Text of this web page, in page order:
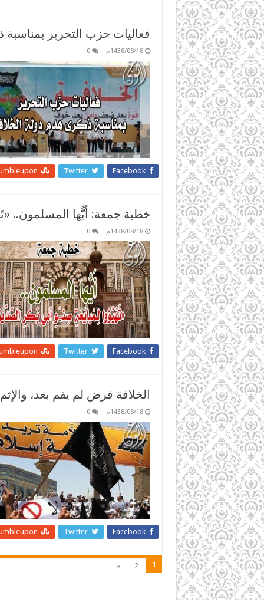
فعاليات حزب التحرير بمناسبة
1438/08/18م 0
Facebook
Twitter
خطبة جمعة: أَيُّها المسلمون..
1438/08/18م 0
Facebook
Twitter
الخلافة فرض لم يقم بعد،
1438/08/18م 0
Facebook
Twitter
1
2
»